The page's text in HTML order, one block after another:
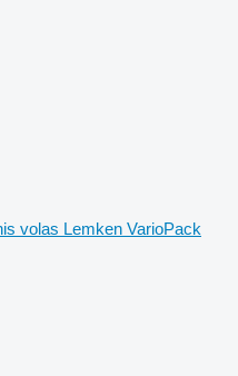
volas Lemken VarioPack